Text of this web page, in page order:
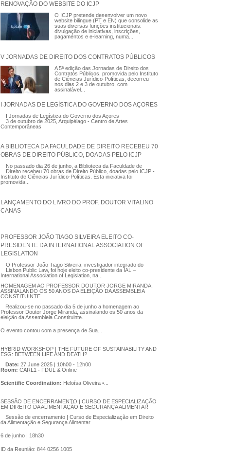
RENOVAÇÃO DO WEBSITE DO ICJP
O ICJP pretende desenvolver um novo
website bilingue (PT e EN) que consolide as
suas diversas funções institucionais:
divulgação de iniciativas, inscrições,
pagamentos e e-learning, numa...
V JORNADAS DE DIREITO DOS CONTRATOS PÚBLICOS
A 5ª edição das Jornadas de Direito dos
Contratos Públicos, promovida pelo Instituto
de Ciências Jurídico-Políticas, decorreu
nos dias 2 e 3 de outubro, com
assinalável...
I JORNADAS DE LEGÍSTICA DO GOVERNO DOS AÇORES
I Jornadas de Legística do Governo dos Açores
3 de outubro de 2025, Arquipélago - Centro de Artes
Contemporâneas
A BIBLIOTECA DA FACULDADE DE DIREITO RECEBEU 70
OBRAS DE DIREITO PÚBLICO, DOADAS PELO ICJP
No passado dia 26 de junho, a Biblioteca da Faculdade de
Direito recebeu 70 obras de Direito Público, doadas pelo ICJP -
Instituto de Ciências Jurídico-Políticas. Esta iniciativa foi
promovida...
LANÇAMENTO DO LIVRO DO PROF. DOUTOR VITALINO
CANAS
PROFESSOR JOÃO TIAGO SILVEIRA ELEITO CO-
PRESIDENTE DA INTERNATIONAL ASSOCIATION OF
LEGISLATION
O Professor João Tiago Silveira, investigador integrado do
Lisbon Public Law, foi hoje eleito co-presidente da IAL –
International Association of Legislation, na...
HOMENAGEM AO PROFESSOR DOUTOR JORGE MIRANDA,
ASSINALANDO OS 50 ANOS DA ELEIÇÃO DA ASSEMBLEIA
CONSTITUINTE
Realizou-se no passado dia 5 de junho a homenagem ao
Professor Doutor Jorge Miranda, assinalando os 50 anos da
eleição da Assembleia Constituinte.
O evento contou com a presença de Sua...
HYBRID WORKSHOP | THE FUTURE OF SUSTAINABILITY AND
ESG: BETWEEN LIFE AND DEATH?
Date:27 June 2025 | 10h00 - 12h00
Room: CARL1- FDUL & Online
Scientific Coordination: Heloísa Oliveira •...
SESSÃO DE ENCERRAMENTO | CURSO DE ESPECIALIZAÇÃO
EM DIREITO DA ALIMENTAÇÃO E SEGURANÇA ALIMENTAR
Sessão de encerramento | Curso de Especialização em Direito
da Alimentação e Segurança Alimentar
6 de junho | 18h30
ID da Reunião: 844 0256 1005